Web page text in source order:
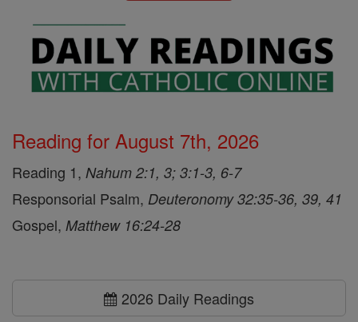
Reading for August 7th, 2026
Reading 1, Nahum 2:1, 3; 3:1-3, 6-7
Responsorial Psalm, Deuteronomy 32:35-36, 39, 41
Gospel, Matthew 16:24-28
2026 Daily Readings